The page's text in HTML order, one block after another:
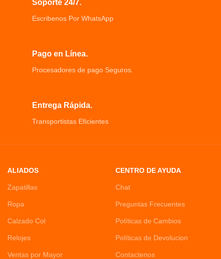
necesario cambiar las baterías con
Funciona acoplándolo a una ventana
Protege múltiples entradas Puertas,
armarios y cajones
Soporte 24/7.
Escribenos Por WhatsApp
Pago en Línea.
Procesadores de pago Seguros.
Entrega Rápida.
Transportistas Eficientes
ALIADOS
Zapatillas
Ropa
Calzado Col
Relojes
Ventas por Mayor
CENTRO DE AYUDA
Chat
Preguntas Frecuentes
Políticas de Cambios
Políticas de Devolucion
Contactenos